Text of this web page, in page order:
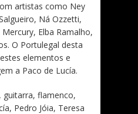
artistas como Ney
Ná Ozzetti,
Elba Ramalho,
O Portulegal desta
elementos e
a Paco de Lucía.
guitarra, flamenco,
Pedro Jóia, Teresa